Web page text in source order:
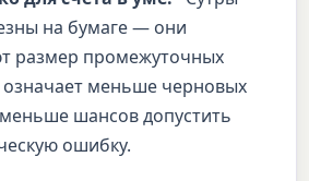
на бумаге — они
размер промежуточных
означает меньше черновых
шансов допустить
ошибку.